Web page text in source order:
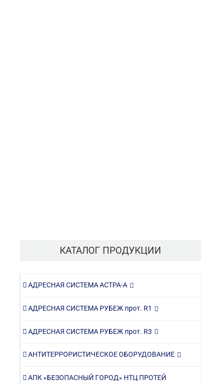
КАТАЛОГ ПРОДУКЦИИ
АДРЕСНАЯ СИСТЕМА АСТРА-А
АДРЕСНАЯ СИСТЕМА РУБЕЖ прот. R1
АДРЕСНАЯ СИСТЕМА РУБЕЖ прот. R3
АНТИТЕРРОРИСТИЧЕСКОЕ ОБОРУДОВАНИЕ
АПК «БЕЗОПАСНЫЙ ГОРОД» НТЦ ПРОТЕЙ